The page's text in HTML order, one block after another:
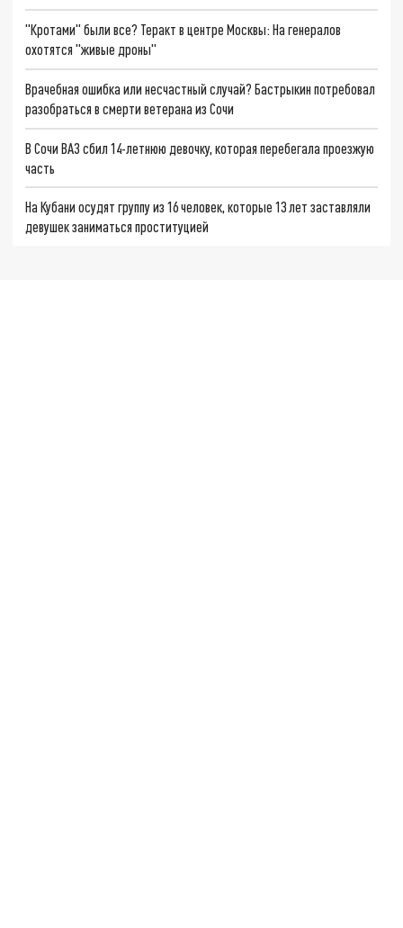
"Кротами" были все? Теракт в центре Москвы: На генералов
охотятся "живые дроны"
Врачебная ошибка или несчастный случай? Бастрыкин потребовал
разобраться в смерти ветерана из Сочи
В Сочи ВАЗ сбил 14-летнюю девочку, которая перебегала проезжую
часть
На Кубани осудят группу из 16 человек, которые 13 лет заставляли
девушек заниматься проституцией